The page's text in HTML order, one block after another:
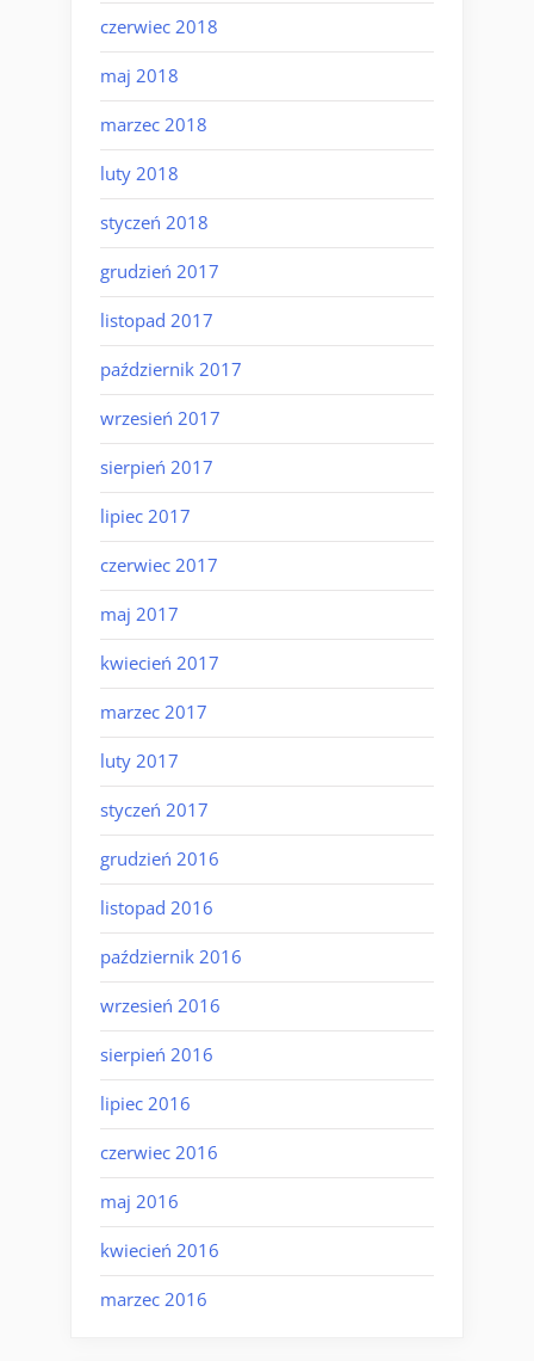
czerwiec 2018
maj 2018
marzec 2018
luty 2018
styczeń 2018
grudzień 2017
listopad 2017
październik 2017
wrzesień 2017
sierpień 2017
lipiec 2017
czerwiec 2017
maj 2017
kwiecień 2017
marzec 2017
luty 2017
styczeń 2017
grudzień 2016
listopad 2016
październik 2016
wrzesień 2016
sierpień 2016
lipiec 2016
czerwiec 2016
maj 2016
kwiecień 2016
marzec 2016